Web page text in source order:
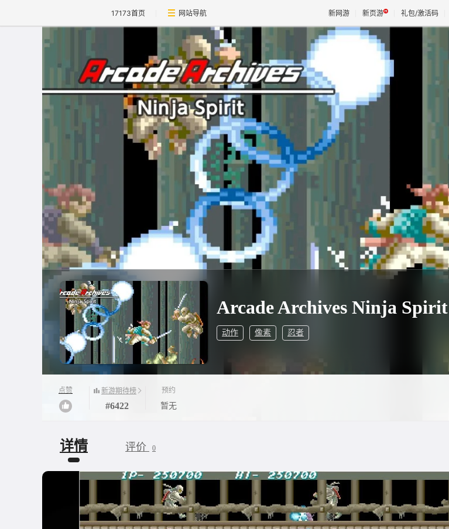
17173首页 网站导航 新网游 新页游 礼包/激活码
Arcade Archives Ninja Spirit
动作 像素 忍者
点赞 新游期待榜
#6422
预约
暂无
详情 评价 0